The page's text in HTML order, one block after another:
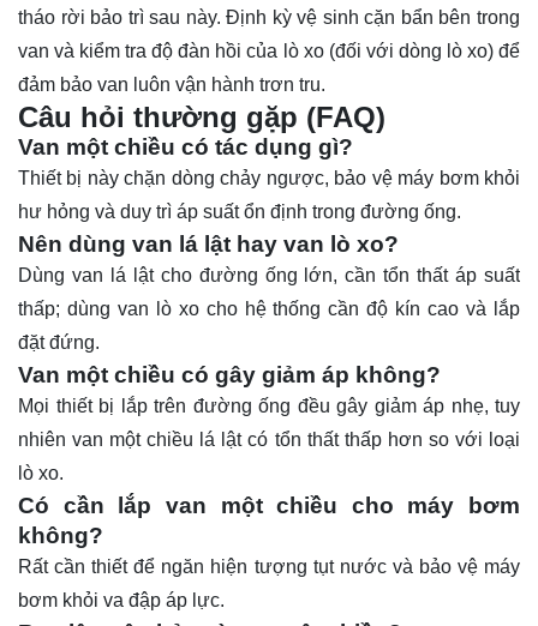
tháo rời bảo trì sau này. Định kỳ vệ sinh cặn bẩn bên trong
van và kiểm tra độ đàn hồi của lò xo (đối với dòng lò xo) để
đảm bảo van luôn vận hành trơn tru.
Câu hỏi thường gặp (FAQ)
Van một chiều có tác dụng gì?
Thiết bị này chặn dòng chảy ngược, bảo vệ máy bơm khỏi
hư hỏng và duy trì áp suất ổn định trong đường ống.
Nên dùng van lá lật hay van lò xo?
Dùng van lá lật cho đường ống lớn, cần tổn thất áp suất
thấp; dùng van lò xo cho hệ thống cần độ kín cao và lắp
đặt đứng.
Van một chiều có gây giảm áp không?
Mọi thiết bị lắp trên đường ống đều gây giảm áp nhẹ, tuy
nhiên van một chiều lá lật có tổn thất thấp hơn so với loại
lò xo.
Có cần lắp van một chiều cho máy bơm
không?
Rất cần thiết để ngăn hiện tượng tụt nước và bảo vệ máy
bơm khỏi va đập áp lực.